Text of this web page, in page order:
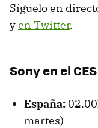
Síguelo en
yen Twitter.
Sony en el
España:
martes)